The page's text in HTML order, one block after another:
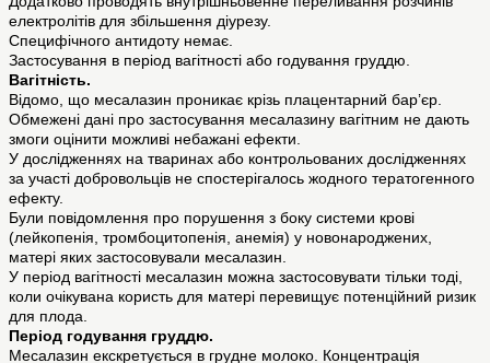
електролітів для збільшення діурезу.
Специфічного антидоту немає.
Застосування в період вагітності або годування груддю.
Вагітність.
Відомо, що месалазин проникає крізь плацентарний бар’єр.
Обмежені дані про застосування месалазину вагітним не дають
змоги оцінити можливі небажані ефекти.
У дослідженнях на тваринах або контрольованих дослідженнях
за участі добровольців не спостерігалось жодного тератогенного
ефекту.
Були повідомлення про порушення з боку системи крові
(лейкопенія, тромбоцитопенія, анемія) у новонароджених,
матері яких застосовували месалазин.
У період вагітності месалазин можна застосовувати тільки тоді,
коли очікувана користь для матері перевищує потенційний ризик
для плода.
Період годування груддю.
Месалазин екскретується в грудне молоко. Концентрація